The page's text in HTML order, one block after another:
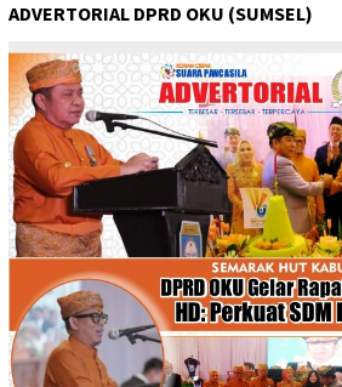
ADVERTORIAL DPRD OKU (SUMSEL)